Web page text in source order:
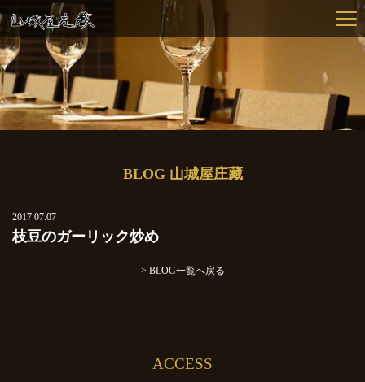
BLOG 山城屋庄藏
2017.07.07
枝豆のガーリック炒め
> BLOG一覧へ戻る
ACCESS